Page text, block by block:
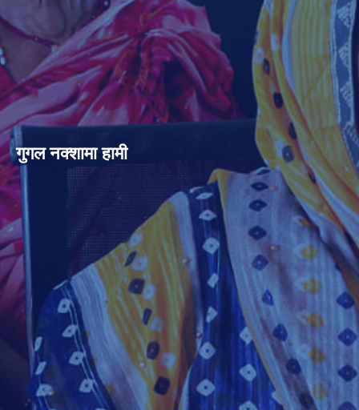
गुगल नक्शामा हामी